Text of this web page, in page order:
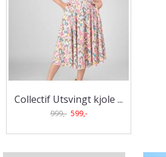
Collectif Utsvingt kjole ...
999,- 599,-